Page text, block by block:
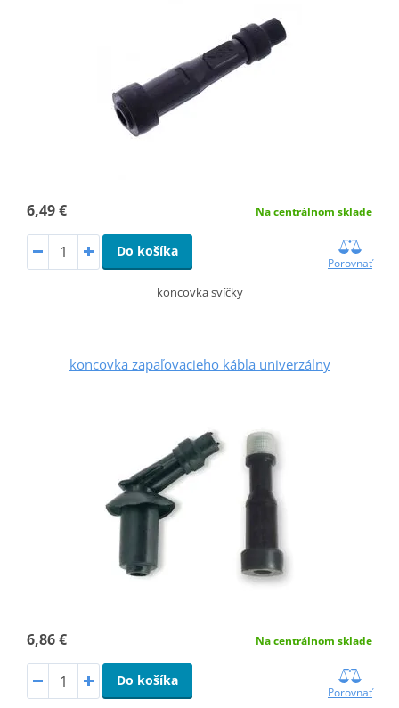
6,49 € Na centrálnom sklade
Do košíka
Porovnať
koncovka svíčky
koncovka zapaľovacieho kábla univerzálny
6,86 € Na centrálnom sklade
Do košíka
Porovnať